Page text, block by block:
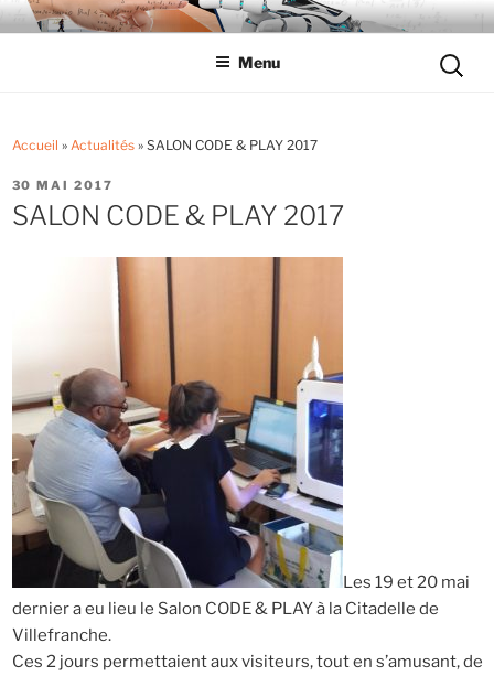
Aller
auLYCÉE LES EUCALYPTUS
Tout savoir sur le lycée professionnel
Menu
pour
Accueil » Actualités» SALON CODE & PLAY 2017
PUBLIÉ
LE
30 MAI 2017
SALON CODE & PLAY 2017
Les 19 et 20 mai
dernier a eu lieu le Salon CODE & PLAY à la Citadelle de
Villefranche.
Ces 2 jours permettaient aux visiteurs, tout en s’amusant, de